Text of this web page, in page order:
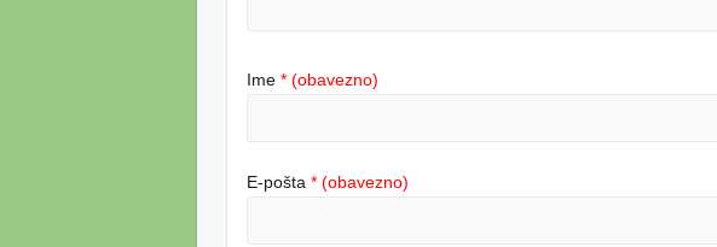
Ime* (obavezno)
E-pošta* (obavezno)